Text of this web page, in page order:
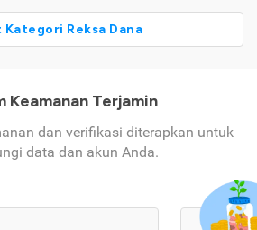
Kategori Reksa Dana
Keamanan Terjamin
dan verifikasi diterapkan untuk
data dan akun Anda.